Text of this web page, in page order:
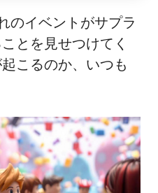
のイベントがサプラ
とを見せつけてく
こるのか、いつも